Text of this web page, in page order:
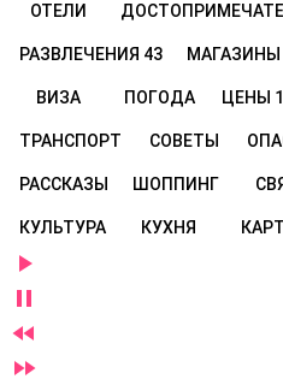
ОТЕЛИ
РАЗВЛЕЧЕНИЯ 43 МАГАЗИНЫ
ВИЗА ПОГОДА ЦЕНЫ
ТРАНСПОРТ СОВЕТЫ
РАССКАЗЫ ШОППИНГ
КУЛЬТУРА КУХНЯ



